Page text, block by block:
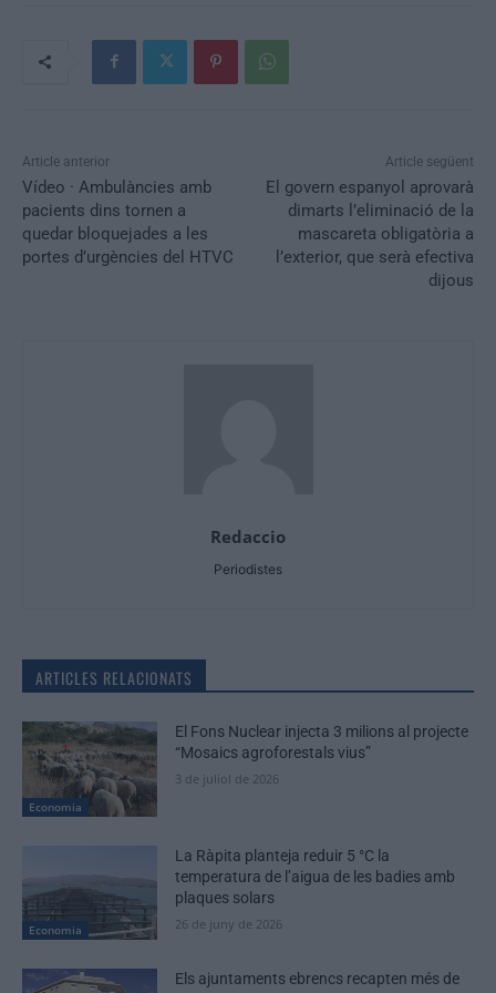
Article anterior
Vídeo · Ambulàncies amb
pacients dins tornen a
quedar bloquejades a les
portes d’urgències del HTVC
Article següent
El govern espanyol aprovarà
dimarts l’eliminació de la
mascareta obligatòria a
l’exterior, que serà efectiva
dijous
Redaccio
Periodistes
ARTICLES RELACIONATS
Economia
El Fons Nuclear injecta 3 milions al projecte
“Mosaics agroforestals vius”
3 de juliol de 2026
Economia
La Ràpita planteja reduir 5 °C la
temperatura de l’aigua de les badies amb
plaques solars
26 de juny de 2026
Els ajuntaments ebrencs recapten més de